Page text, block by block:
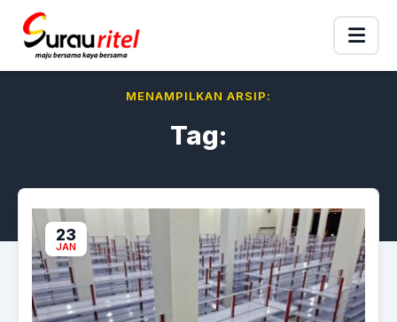
MENAMPILKAN ARSIP:
Tag:
23
JAN